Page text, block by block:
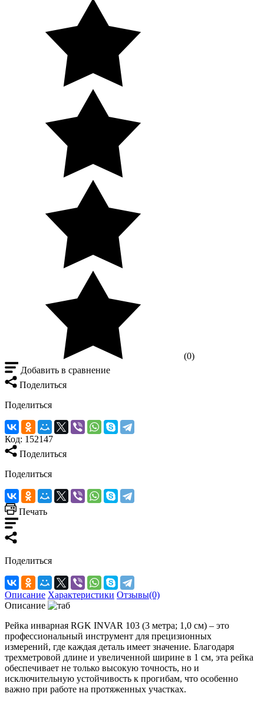
(0)
Добавить в сравнение
Поделиться
Поделиться
Код: 152147
Поделиться
Поделиться
Печать
Поделиться
Описание Характеристики Отзывы(0)
Описание
Рейка инварная RGK INVAR 103 (3 метра; 1,0 см) – это
профессиональный инструмент для прецизионных
измерений, где каждая деталь имеет значение. Благодаря
трехметровой длине и увеличенной ширине в 1 см, эта рейка
обеспечивает не только высокую точность, но и
исключительную устойчивость к прогибам, что особенно
важно при работе на протяженных участках.